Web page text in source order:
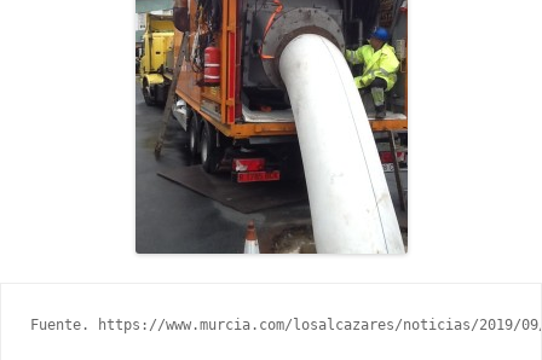
Fuente. https://www.murcia.com/losalcazares/noticias/